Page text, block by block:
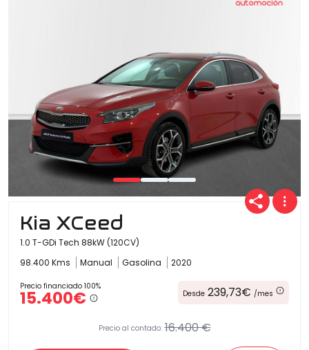
Kia XCeed
1.0 T-GDi Tech 88kW (120CV)
98.400 Kms
Manual Gasolina 2020
Precio financiado 100%
15.400€ Desde 239,73€ /mes
Precio al contado: 16.400 €